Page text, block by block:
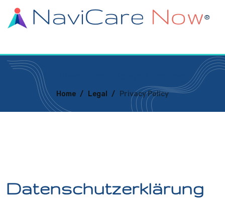
Datenschutzerklärung
Home / Legal / Privacy Policy
Datenschutzerklärung